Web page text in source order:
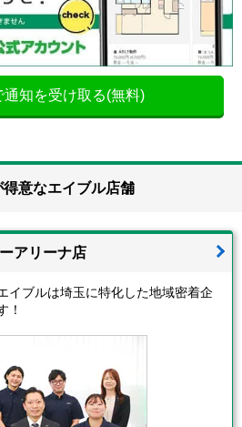
通知を受け取る(無料)
意なエイブル店舗
アリーナ店
イブルは埼玉に特化した地域密着企
！